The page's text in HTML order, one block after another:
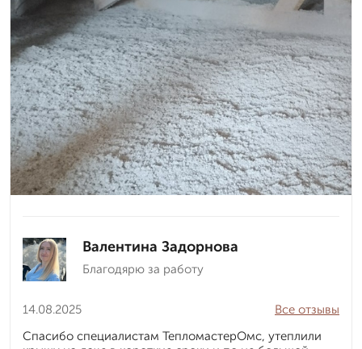
Валентина Задорнова
Благодярю за работу
14.08.2025
Все отзывы
Спасибо специалистам ТепломастерОмс, утеплили